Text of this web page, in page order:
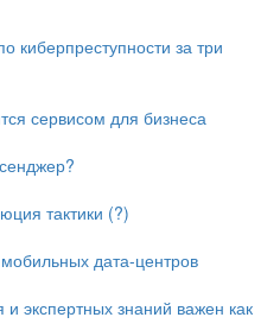
киберпреступности за три
сервисом для бизнеса
тактики (?)
дата-центров
экспертных знаний важен как